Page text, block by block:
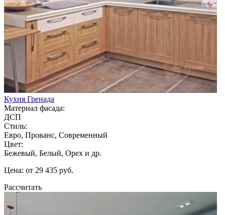
Кухня Гренада
Материал фасада:
ДСП
Стиль:
Евро, Прованс, Современный
Цвет:
Бежевый, Белый, Орех и др.
Цена: от 29 435 руб.
Рассчитать